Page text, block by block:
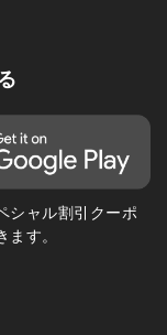
シャル割引クーポ
す。